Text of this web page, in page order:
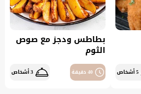
5 أشخاص
بطاطس ودجز مع صوص
الثوم
40 دقيقة 3 أشخاص